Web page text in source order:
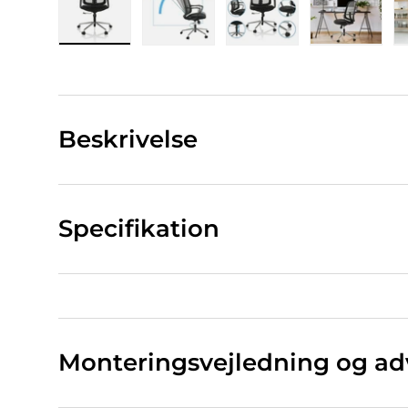
Beskrivelse
Specifikation
Monteringsvejledning og